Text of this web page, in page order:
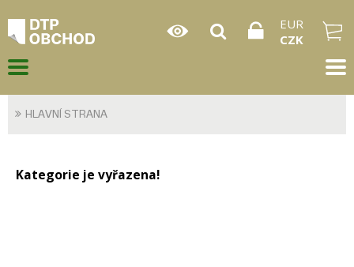
EUR
CZK
HLAVNÍ STRANA
Kategorie je vyřazena!